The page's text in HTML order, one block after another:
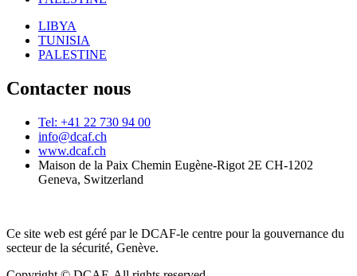
LIBYA
TUNISIA
PALESTINE
Contacter nous
Tel: +41 22 730 94 00
info@dcaf.ch
www.dcaf.ch
Maison de la Paix Chemin Eugène-Rigot 2E CH-1202
Geneva, Switzerland
Ce site web est géré par le DCAF-le centre pour la gouvernance du
secteur de la sécurité, Genève.